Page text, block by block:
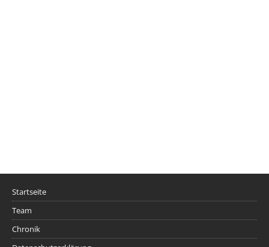
Startseite
Team
Chronik